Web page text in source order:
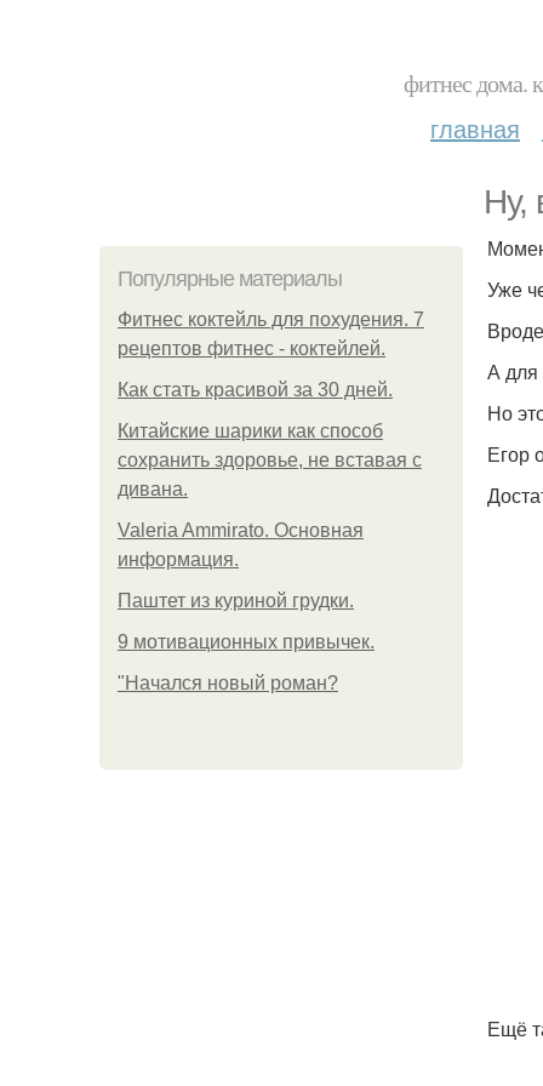
фитнес дома.
главная
Ну,
Популярные материалы
Фитнес коктейль для похудения. 7
рецептов фитнес - коктейлей.
Как стать красивой за 30 дней.
Китайские шарики как способ
сохранить здоровье, не вставая с
дивана.
Valeria Ammirato. Основная
информация.
Паштет из куриной грудки.
9 мотивационных привычек.
"Начался новый роман?
Уже
А для
Но
Егор
Ещё